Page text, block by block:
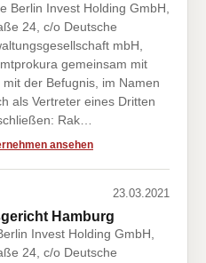
Berlin Invest Holding GmbH,
24, c/o Deutsche
mbH,
gemeinsam mit
der Befugnis, im Namen
als Vertreter eines Dritten
Rak…
ansehen
23.03.2021
Hamburg
Invest Holding GmbH,
24, c/o Deutsche